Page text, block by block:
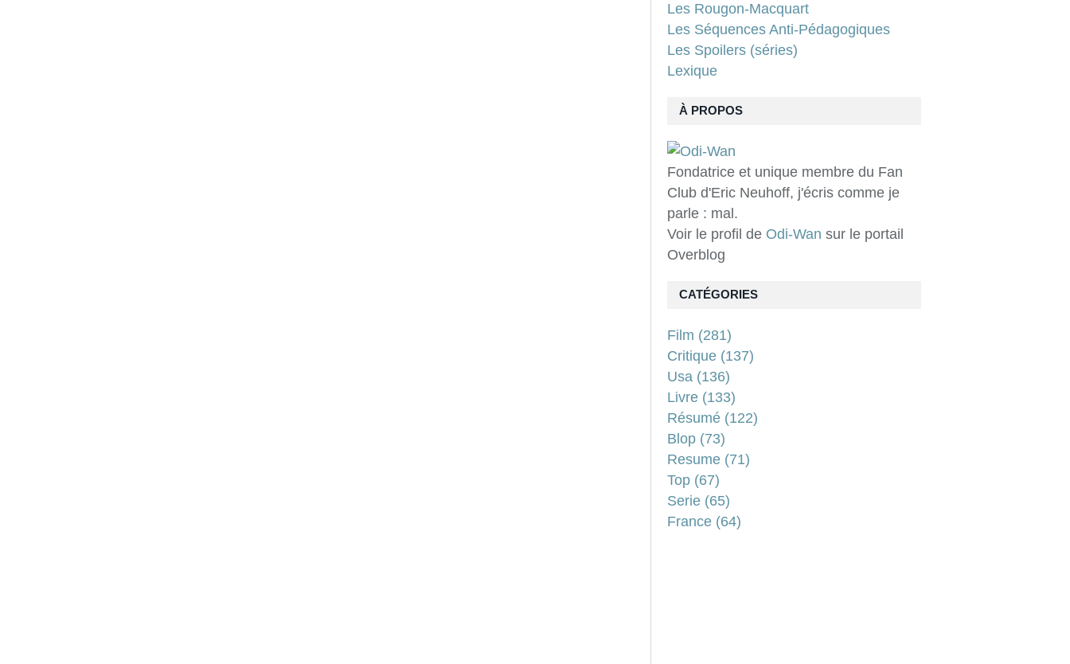
À PROPOS
Fondatrice et unique membre du Fan
Club d'Eric Neuhoff, j'écris comme je
parle : mal.
Voir le profil de Odi-Wan sur le portail
Overblog
Les Rougon-Macquart
Les Séquences Anti-Pédagogiques
Les Spoilers (séries)
Lexique
CATÉGORIES
Film (281)
Critique (137)
Usa (136)
Livre (133)
Résumé (122)
Blop (73)
Resume (71)
Top (67)
Serie (65)
France (64)